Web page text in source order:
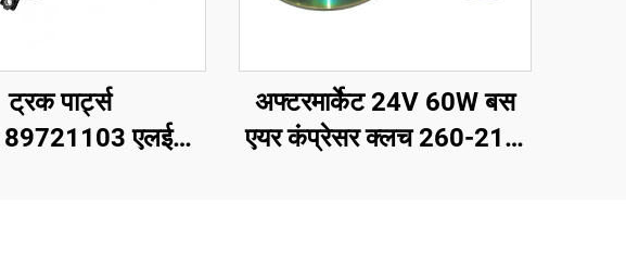
ट्रक पार्ट्स
एलईडी
अफ्टरमार्केट 24V 60W बस
एयर कंप्रेसर क्लच 260-210,